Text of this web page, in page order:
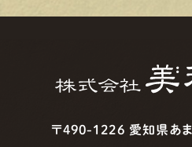
〒490-1226 愛知県あ